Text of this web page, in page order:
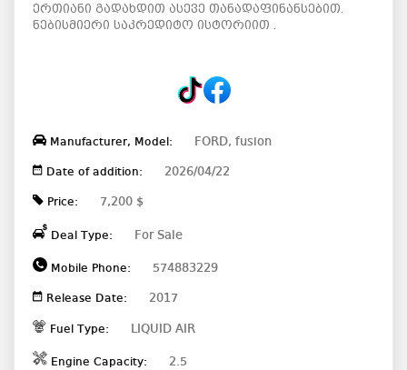
ერთიანი გადახდით ასევე თანადაფინანსებით.
ნებისმიერი საკრედიტო ისტორიით .
Manufacturer, Model: FORD, fusion
Date of addition: 2026/04/22
Price: 7,200 $
Deal Type: For Sale
Mobile Phone: 574883229
Release Date: 2017
Fuel Type: LIQUID AIR
Engine Capacity: 2.5